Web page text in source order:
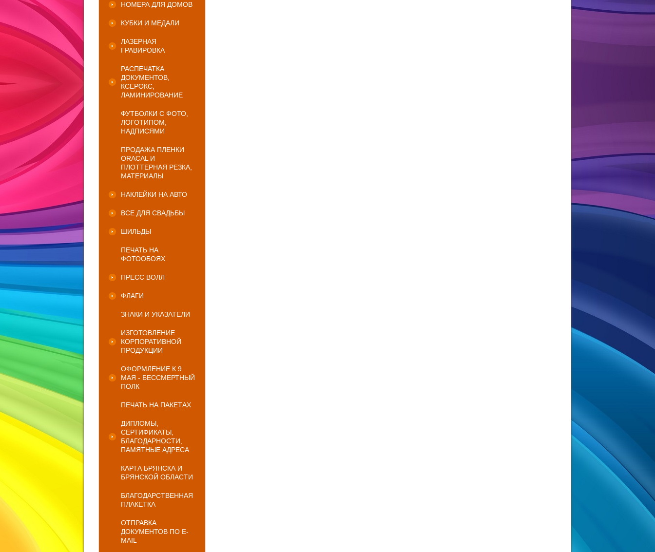
НОМЕРА ДЛЯ ДОМОВ
КУБКИ И МЕДАЛИ
ЛАЗЕРНАЯ
ГРАВИРОВКА
РАСПЕЧАТКА
ДОКУМЕНТОВ,
КСЕРОКС,
ЛАМИНИРОВАНИЕ
ФУТБОЛКИ С ФОТО,
ЛОГОТИПОМ,
НАДПИСЯМИ
ПРОДАЖА ПЛЕНКИ
ORACAL И
ПЛОТТЕРНАЯ РЕЗКА,
МАТЕРИАЛЫ
НАКЛЕЙКИ НА АВТО
ВСЕ ДЛЯ СВАДЬБЫ
ШИЛЬДЫ
ПЕЧАТЬ НА
ФОТООБОЯХ
ПРЕСС ВОЛЛ
ФЛАГИ
ЗНАКИ И УКАЗАТЕЛИ
ИЗГОТОВЛЕНИЕ
КОРПОРАТИВНОЙ
ПРОДУКЦИИ
ОФОРМЛЕНИЕ К 9
МАЯ - БЕССМЕРТНЫЙ
ПОЛК
ПЕЧАТЬ НА ПАКЕТАХ
ДИПЛОМЫ,
СЕРТИФИКАТЫ,
БЛАГОДАРНОСТИ,
ПАМЯТНЫЕ АДРЕСА
КАРТА БРЯНСКА И
БРЯНСКОЙ ОБЛАСТИ
БЛАГОДАРСТВЕННАЯ
ПЛАКЕТКА
ОТПРАВКА
ДОКУМЕНТОВ ПО E-
MAIL